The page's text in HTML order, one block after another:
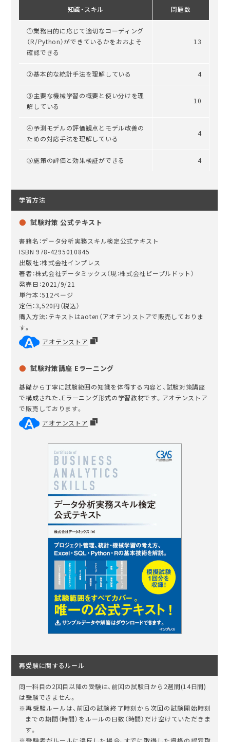
知識・スキル 問題数
①業務目的に応じて適切なコーディング
（R/Python）ができているかをおおよそ
確認できる
13
②基本的な統計手法を理解している 4
③主要な機械学習の概要と使い分けを理
解している
10
④予測モデルの評価観点とモデル改善の
ための対応手法を理解している
4
⑤施策の評価と効果検証ができる 4
学習方法
試験対策 公式テキスト
書籍名：データ分析実務スキル検定公式テキスト
ISBN 978-4295010845
出版社：株式会社インプレス
著者：株式会社データミックス（現：株式会社ピープルドット）
発売日：2021/9/21
単行本：512ページ
定価：3,520円（税込）
購入方法：テキストはaoten（アオテン）ストアで販売しておりま
す。
アオテンストア
試験対策講座 Eラーニング
基礎から丁寧に試験範囲の知識を体得する内容と、試験対策講座
で構成された、Eラーニング形式の学習教材です。アオテンストア
で販売しております。
アオテンストア
再受験に関するルール
同一科目の2回目以降の受験は、前回の試験日から2週間(14日間)
は受験できません。
※再受験ルールは、前回の試験終了時刻から次回の試験開始時刻
までの期間（時間）をルールの日数（時間）だけ空けていただきま
す。